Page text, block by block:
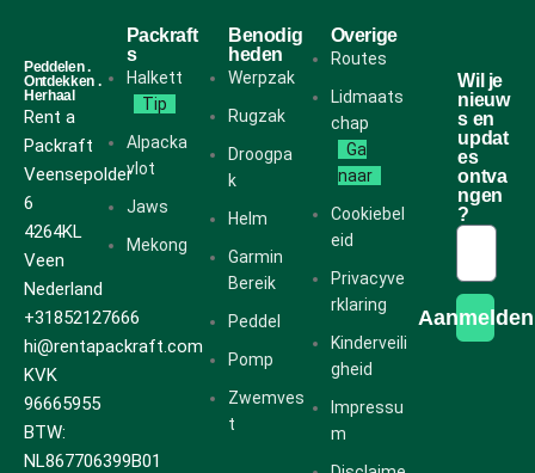
Peddelen .
Ontdekken .
Herhaal
Rent a
Packraft
Veensepolder
6
4264KL
Veen
Nederland
+31852127666
hi@rentapackraft.com
KVK
96665955
BTW:
NL867706399B01
Packraft
s
Halkett
Tip
Alpacka
vlot
Jaws
Mekong
Benodig
heden
Werpzak
Rugzak
Droogpa
k
Helm
Garmin
Bereik
Peddel
Pomp
Zwemves
t
Overige
Routes
Lidmaats
chap
Ga
naar
Cookiebel
eid
Privacyve
rklaring
Kinderveili
gheid
Impressu
m
Wil je
nieuw
s en
updat
es
ontva
ngen
?
Aanmelden